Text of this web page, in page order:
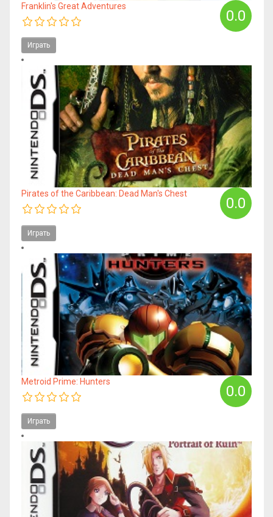
0.0
Franklin's Great Adventures
Играть
0.0
Pirates of the Caribbean: Dead Man's Chest
Играть
0.0
Metroid Prime: Hunters
Играть